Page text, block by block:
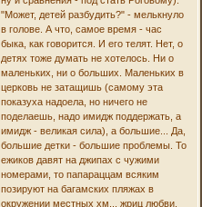
"Может, детей разбудить?" - мелькнуло
в голове. А что, самое время - час
быка, как говорится. И его телят. Нет, о
детях тоже думать не хотелось. Ни о
маленьких, ни о больших. Маленьких в
церковь не затащишь (самому эта
показуха надоела, но ничего не
поделаешь, надо имидж поддержать, а
имидж - великая сила), а большие... Да,
большие детки - большие проблемы. То
ежиков давят на джипах с чужими
номерами, то папараццам всяким
позируют на багамских пляжах в
окружении местных хм... жриц любви.